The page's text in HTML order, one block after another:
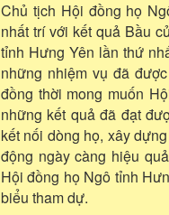
Chủ tịch Hội đồng họ
nhất trí với kết quả Bầu
tỉnh Hưng Yên lần thứ
những nhiệm vụ đã
đồng thời mong muốn
những kết quả đã đạt
kết nối dòng họ, xây
động ngày càng hiệu
Hội đồng họ Ngô tỉnh
biểu tham dự.